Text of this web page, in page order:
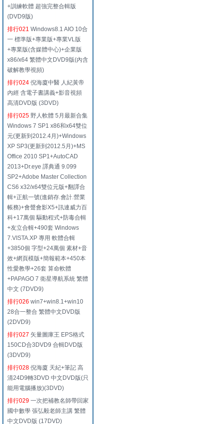
+訓練軟體 超強完整合輯版
(DVD9版)
排行021 Windows8.1 AIO 10合
一 標準版+專業版+專業VL版
+專業版(含媒體中心)+企業版
x86/x64 繁體中文DVD9版(內含
破解教學視頻)
排行024 倪海廈中醫 人紀黃帝
內經 含電子書講義+影音視頻
高清DVD版 (3DVD)
排行025 野人軟體 5月最新合集
Windows 7 SP1 x86和x64雙位
元(更新到2012.4月)+Windows
XP SP3(更新到2012.5月)+MS
Office 2010 SP1+AutoCAD
2013+Dr.eye 譯典通 9.099
SP2+Adobe Master Collection
CS6 x32/x64雙位元版+翻譯合
輯+正航一號(進銷存.會計.營業
帳務)+會聲會影X5+訊連威力百
科+17萬個 驅動程式+防毒合輯
+友立合輯+490套 Windows
7.VISTA.XP 專用 軟體合輯
+3850個 字型+24萬個 素材+音
效+網頁模版+簡報範本+450本
性愛教學+26套 算命軟體
+PAPAGO 7 衛星導航系統 繁體
中文 (7DVD9)
排行026 win7+win8.1+win10
28合一整合 繁體中文DVD版
(2DVD9)
排行027 矢量圖庫王 EPS格式
150CD合3DVD9 合輯DVD版
(3DVD9)
排行028 倪海廈 天紀+筆記 高
清24D9轉3DVD 中文DVD版(只
能用電腦播放)(3DVD)
排行029 一次把補教名師帶回家
國中數學 張弘毅老師主講 繁體
中文DVD版 (17DVD)